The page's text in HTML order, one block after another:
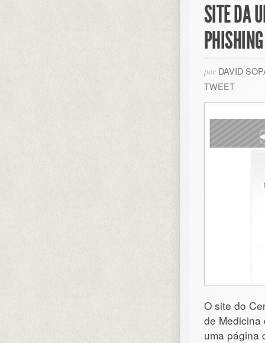
SITE DA
PHISHING
por DAVID
TWEET
O site do
de
uma página